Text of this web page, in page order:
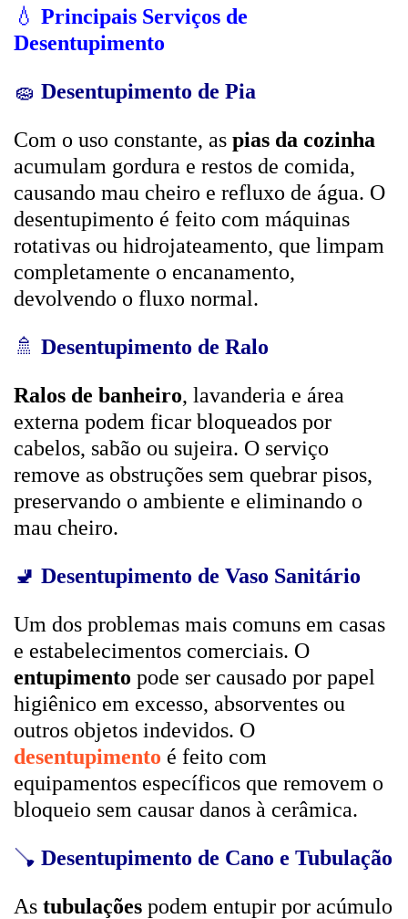
💧 Principais Serviços de
Desentupimento
🧽 Desentupimento de Pia
Com o uso constante, as pias da cozinha
acumulam gordura e restos de comida,
causando mau cheiro e refluxo de água. O
desentupimento é feito com máquinas
rotativas ou hidrojateamento, que limpam
completamente o encanamento,
devolvendo o fluxo normal.
🚿 Desentupimento de Ralo
Ralos de banheiro, lavanderia e área
externa podem ficar bloqueados por
cabelos, sabão ou sujeira. O serviço
remove as obstruções sem quebrar pisos,
preservando o ambiente e eliminando o
mau cheiro.
🚽 Desentupimento de Vaso Sanitário
Um dos problemas mais comuns em casas
e estabelecimentos comerciais. O
entupimento pode ser causado por papel
higiênico em excesso, absorventes ou
outros objetos indevidos. O
desentupimento é feito com
equipamentos específicos que removem o
bloqueio sem causar danos à cerâmica.
🪠 Desentupimento de Cano e Tubulação
As tubulações podem entupir por acúmulo